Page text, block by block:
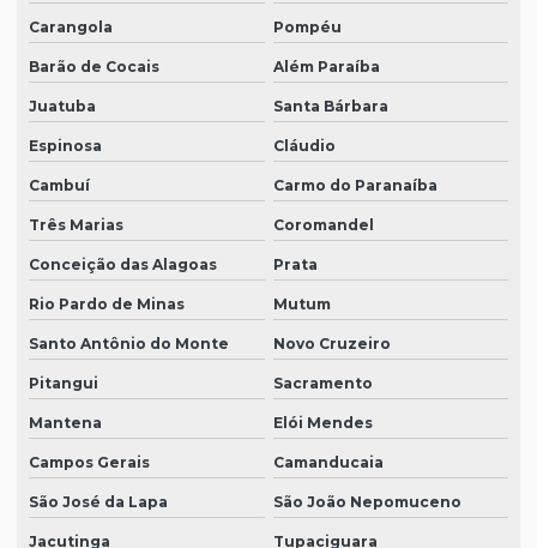
Carangola Pompéu
Barão de Cocais Além Paraíba
Juatuba Santa Bárbara
Espinosa Cláudio
Cambuí Carmo do Paranaíba
Três Marias Coromandel
Conceição das Alagoas Prata
Rio Pardo de Minas Mutum
Santo Antônio do Monte Novo Cruzeiro
Pitangui Sacramento
Mantena Elói Mendes
Campos Gerais Camanducaia
São José da Lapa São João Nepomuceno
Jacutinga Tupaciguara